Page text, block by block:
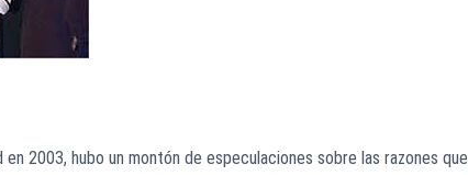
2003, hubo un montón de especulaciones sobre las razones que